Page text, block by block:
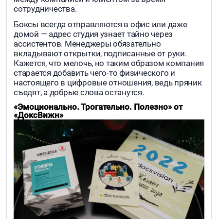
сотрудничества.
Боксы всегда отправляются в офис или даже
домой — адрес студия узнает тайно через
ассистентов. Менеджеры обязательно
вкладывают открытки, подписанные от руки.
Кажется, что мелочь, но таким образом компания
старается добавить чего-то физического и
настоящего в цифровые отношения, ведь пряник
съедят, а добрые слова останутся.
«Эмоционально. Трогательно. Полезно» от
«ДоксВижн»